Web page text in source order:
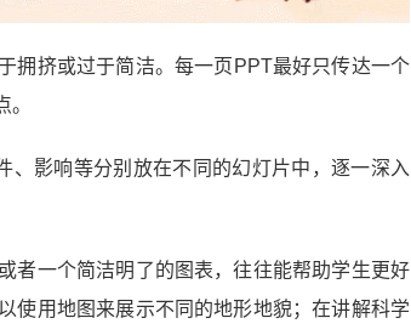
拥挤或过于简洁。每一页PPT最好只传达一个
、影响等分别放在不同的幻灯片中，逐一深入
者一个简洁明了的图表，往往能帮助学生更好
使用地图来展示不同的地形地貌；在讲解科学